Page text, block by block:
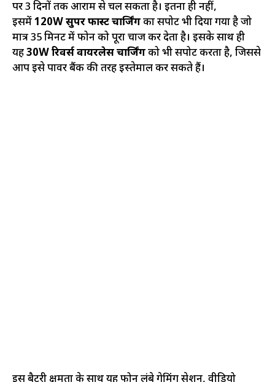
पर 3 दिनों तक आराम से चल सकता है। इतना ही नहीं,
इसमें120W सुपर फास्ट चार्जिंगका सपोर्ट भी दिया गया है जो
मात्र 35 मिनट में फोन को पूरा चार्ज कर देता है। इसके साथ ही
यह30W रिवर्स वायरलेस चार्जिंगको भी सपोर्ट करता है, जिससे
आप इसे पावर बैंक की तरह इस्तेमाल कर सकते हैं।